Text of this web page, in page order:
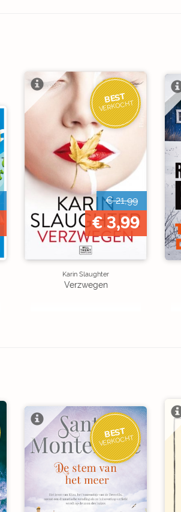
BEST
VERKOCHT
€ 21,99
€ 3,99
Karin Slaughter
Verzwegen
BEST
VERKOCHT